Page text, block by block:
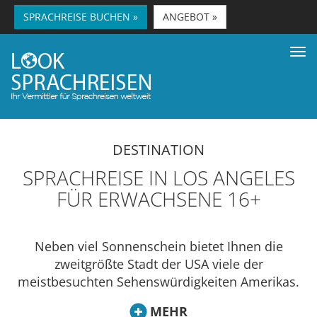
SPRACHREISE BUCHEN » ANGEBOT »
DESTINATION
SPRACHREISE IN LOS ANGELES
FÜR ERWACHSENE 16+
Neben viel Sonnenschein bietet Ihnen die
zweitgrößte Stadt der USA viele der
meistbesuchten Sehenswürdigkeiten Amerikas.
Wem sind diese Namen nicht bekannt?
MEHR